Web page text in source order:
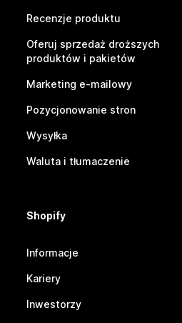
Recenzje produktu
Oferuj sprzedaż droższych
produktów i pakietów
Marketing e-mailowy
Pozycjonowanie stron
Wysyłka
Waluta i tłumaczenie
Shopify
Informacje
Kariery
Inwestorzy